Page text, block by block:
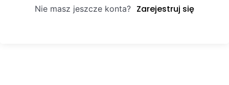
Nie masz jeszcze konta? Zarejestruj się